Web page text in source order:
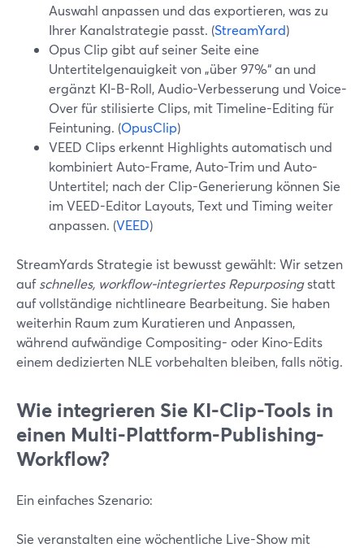
Auswahl anpassen und das exportieren, was zu
Ihrer Kanalstrategie passt. (StreamYard)
Opus Clip gibt auf seiner Seite eine
Untertitelgenauigkeit von „über 97%“ an und
ergänzt KI-B-Roll, Audio-Verbesserung und Voice-
Over für stilisierte Clips, mit Timeline-Editing für
Feintuning. (OpusClip)
VEED Clips erkennt Highlights automatisch und
kombiniert Auto-Frame, Auto-Trim und Auto-
Untertitel; nach der Clip-Generierung können Sie
im VEED-Editor Layouts, Text und Timing weiter
anpassen. (VEED)
StreamYards Strategie ist bewusst gewählt: Wir setzen
aufschnelles, workflow-integriertes Repurposingstatt
auf vollständige nichtlineare Bearbeitung. Sie haben
weiterhin Raum zum Kuratieren und Anpassen,
während aufwändige Compositing- oder Kino-Edits
einem dedizierten NLE vorbehalten bleiben, falls nötig.
Wie integrieren Sie KI-Clip-Tools in
einen Multi-Plattform-Publishing-
Workflow?
Ein einfaches Szenario:
Sie veranstalten eine wöchentliche Live-Show mit